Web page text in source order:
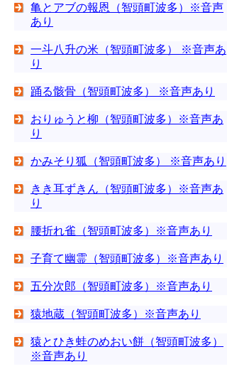
亀とアブの報恩（智頭町波多）※音声
あり
一斗八升の米（智頭町波多） ※音声あ
り
踊る骸骨（智頭町波多） ※音声あり
おりゅうと柳（智頭町波多）※音声あ
り
かみそり狐（智頭町波多） ※音声あり
きき耳ずきん（智頭町波多）※音声あ
り
腰折れ雀（智頭町波多）※音声あり
子育て幽霊（智頭町波多）※音声あり
五分次郎（智頭町波多）※音声あり
猿地蔵（智頭町波多）※音声あり
猿とひき蛙のめおい餅（智頭町波多）
※音声あり